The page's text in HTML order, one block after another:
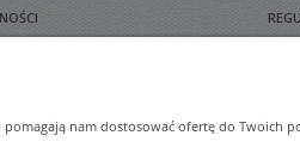
ORDERS & SHIPMENT
nam dostosować ofertę do Twoich